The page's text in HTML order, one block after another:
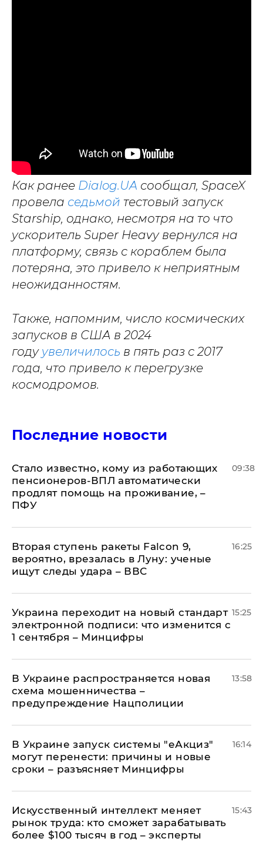
Как ранее Dialog.UA сообщал, SpaceX
провела седьмой тестовый запуск
Starship, однако, несмотря на то что
ускоритель Super Heavy вернулся на
платформу, связь с кораблем была
потеряна, это привело к неприятным
неожиданностям.
Также, напомним, число космических
запусков в США в 2024
году увеличилось в пять раз с 2017
года, что привело к перегрузке
космодромов.
Последние новости
Стало известно, кому из работающих
пенсионеров-ВПЛ автоматически
продлят помощь на проживание, –
ПФУ
09:38
Вторая ступень ракеты Falcon 9,
вероятно, врезалась в Луну: ученые
ищут следы удара – ВВС
16:25
Украина переходит на новый стандарт
электронной подписи: что изменится с
1 сентября – Минцифры
15:25
В Украине распространяется новая
схема мошенничества –
предупреждение Нацполиции
13:58
В Украине запуск системы "еАкциз"
могут перенести: причины и новые
сроки – разъясняет Минцифры
16:14
Искусственный интеллект меняет
рынок труда: кто сможет зарабатывать
более $100 тысяч в год – эксперты
15:43